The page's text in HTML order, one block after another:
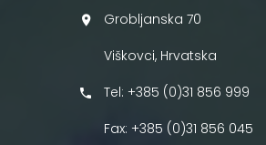
Grobljanska 70
Viškovci, Hrvatska
Tel: +385 (0)31 856 999
Fax: +385 (0)31 856 045